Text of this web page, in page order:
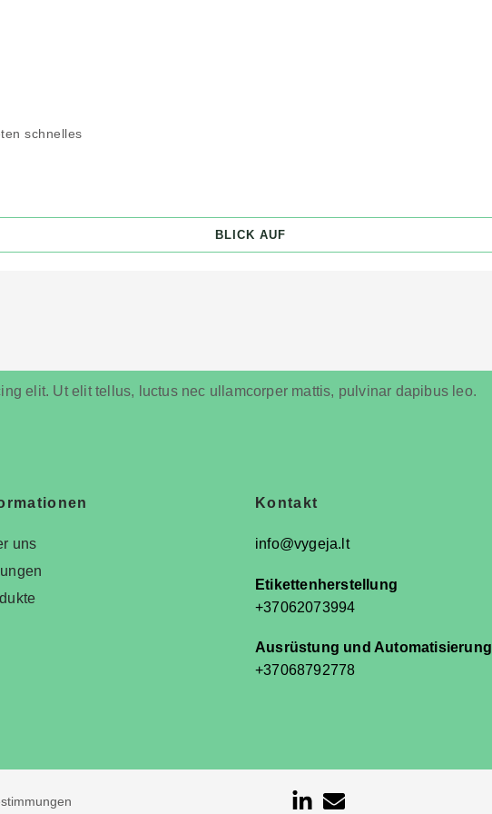
schnelles
BLICK AUF
elit. Ut elit tellus, luctus nec ullamcorper mattis, pulvinar dapibus leo.
uns
Kontakt
info@vygeja.lt
Etikettenherstellung
+37062073994
Ausrüstung und Automatisierung
+37068792778